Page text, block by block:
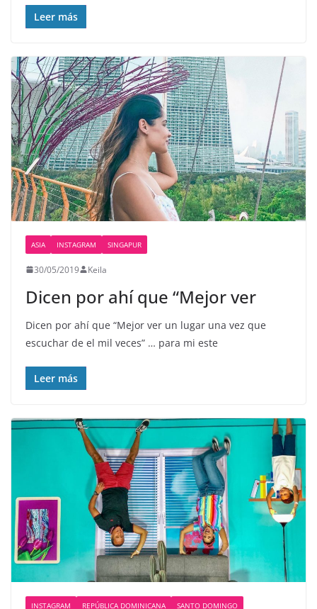
Leer más
ASIA INSTAGRAM SINGAPUR
30/05/2019 Keila
Dicen por ahí que “Mejor ver
Dicen por ahí que “Mejor ver un lugar una vez que
escuchar de el mil veces” … para mi este
Leer más
INSTAGRAM REPÚBLICA DOMINICANA
SANTO DOMINGO